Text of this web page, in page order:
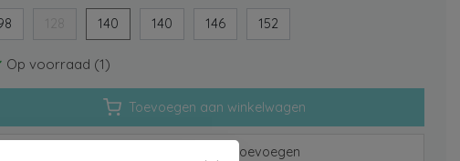
140 140 146 152
Op voorraad (1)
Toevoegen aan winkelwagen
Aan verlanglijst toevoegen